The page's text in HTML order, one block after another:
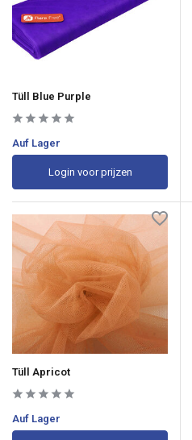
Tüll Blue Purple
Auf Lager
Login voor prijzen
Tüll Apricot
Auf Lager